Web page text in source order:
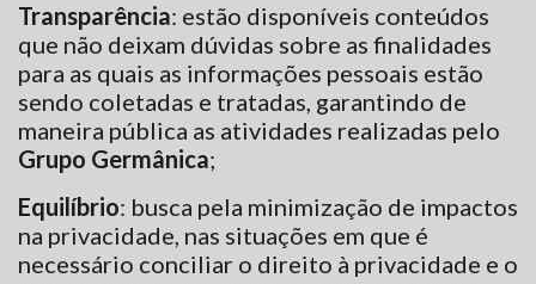
Transparência: estão disponíveis conteúdos
que não deixam dúvidas sobre as finalidades
para as quais as informações pessoais estão
sendo coletadas e tratadas, garantindo de
maneira pública as atividades realizadas pelo
Grupo Germânica;
Equilíbrio: busca pela minimização de impactos
na privacidade, nas situações em que é
necessário conciliar o direito à privacidade e o